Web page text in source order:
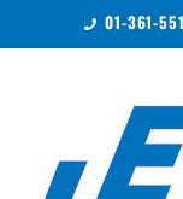
Hauptinhalt
Zur Suche
Zur 01-361-